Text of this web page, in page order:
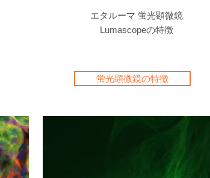
エタルーマ 蛍光顕微鏡
Lumascopeの特徴
蛍光顕微鏡の特徴